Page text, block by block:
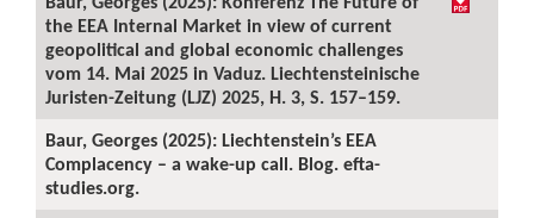
the EEA Internal Market in view of current
geopolitical and global economic challenges
vom 14. Mai 2025 in Vaduz. Liechtensteinische
Juristen-Zeitung (LJZ) 2025, H. 3, S. 157–159.
Baur, Georges (2025): Liechtenstein’s EEA
Complacency – a wake-up call. Blog. efta-
studies.org.